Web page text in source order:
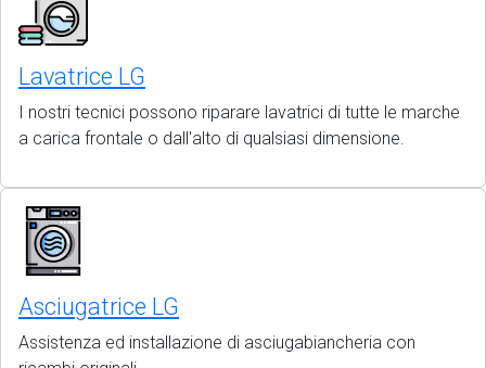
Lavatrice LG
I nostri tecnici possono riparare lavatrici di tutte le marche
a carica frontale o dall'alto di qualsiasi dimensione.
Asciugatrice LG
Assistenza ed installazione di asciugabiancheria con